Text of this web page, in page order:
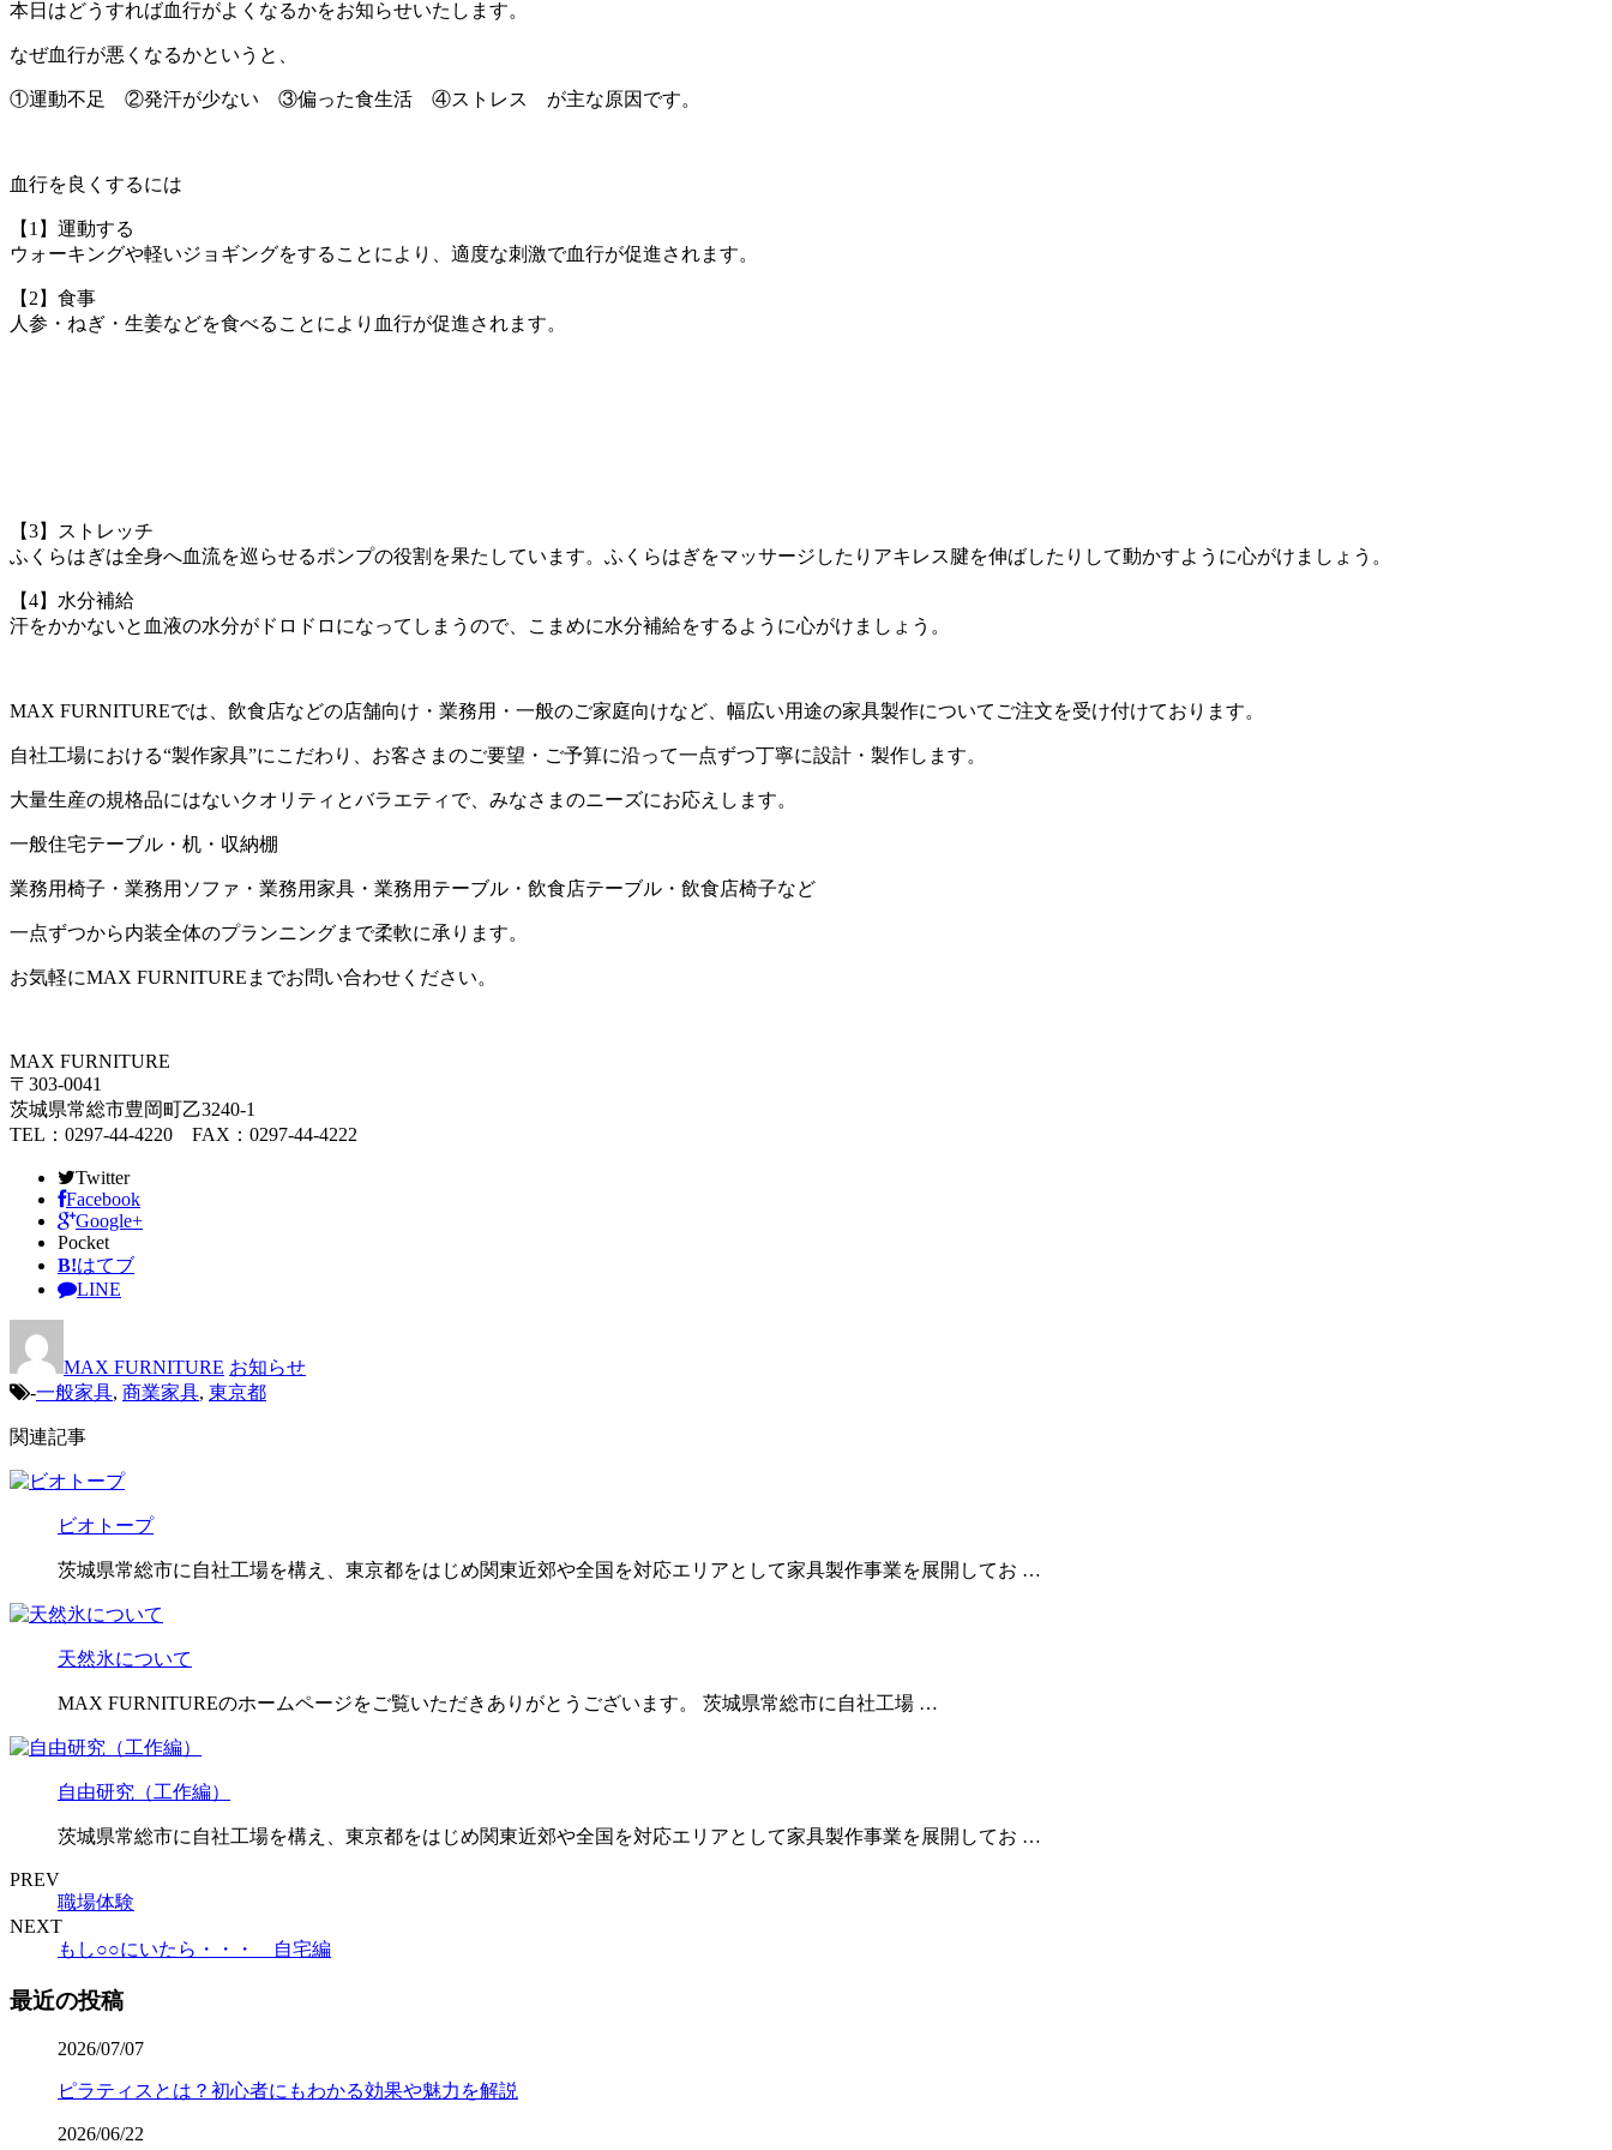
本日はどうすれば血行がよくなるかをお知らせいたします。
なぜ血行が悪くなるかというと、
①運動不足 ②発汗が少ない ③偏った食生活 ④ストレス が主な原因です。
血行を良くするには
【1】運動する
ウォーキングや軽いジョギングをすることにより、適度な刺激で血行が促進されます。
【2】食事
人参・ねぎ・生姜などを食べることにより血行が促進されます。
【3】ストレッチ
ふくらはぎは全身へ血流を巡らせるポンプの役割を果たしています。ふくらはぎをマッサージしたりアキレス腱を伸ばしたりして動かすように心がけましょう。
【4】水分補給
汗をかかないと血液の水分がドロドロになってしまうので、こまめに水分補給をするように心がけましょう。
MAX FURNITUREでは、飲食店などの店舗向け・業務用・一般のご家庭向けなど、幅広い用途の家具製作についてご注文を受け付けております。
自社工場における“製作家具”にこだわり、お客さまのご要望・ご予算に沿って一点ずつ丁寧に設計・製作します。
大量生産の規格品にはないクオリティとバラエティで、みなさまのニーズにお応えします。
一般住宅テーブル・机・収納棚
業務用椅子・業務用ソファ・業務用家具・業務用テーブル・飲食店テーブル・飲食店椅子など
一点ずつから内装全体のプランニングまで柔軟に承ります。
お気軽にMAX FURNITUREまでお問い合わせください。
MAX FURNITURE
〒303-0041
茨城県常総市豊岡町乙3240-1
TEL：0297-44-4220 FAX：0297-44-4222
Twitter
Facebook
Google+
Pocket
B!はてブ
LINE
MAX FURNITURE お知らせ
-一般家具, 商業家具, 東京都
関連記事
ビオトープ
茨城県常総市に自社工場を構え、東京都をはじめ関東近郊や全国を対応エリアとして家具製作事業を展開してお …
天然氷について
MAX FURNITUREのホームページをご覧いただきありがとうございます。 茨城県常総市に自社工場 …
自由研究（工作編）
茨城県常総市に自社工場を構え、東京都をはじめ関東近郊や全国を対応エリアとして家具製作事業を展開してお …
PREV
職場体験
NEXT
もし○○にいたら・・・ 自宅編
最近の投稿
2026/07/07
ピラティスとは？初心者にもわかる効果や魅力を解説
2026/06/22